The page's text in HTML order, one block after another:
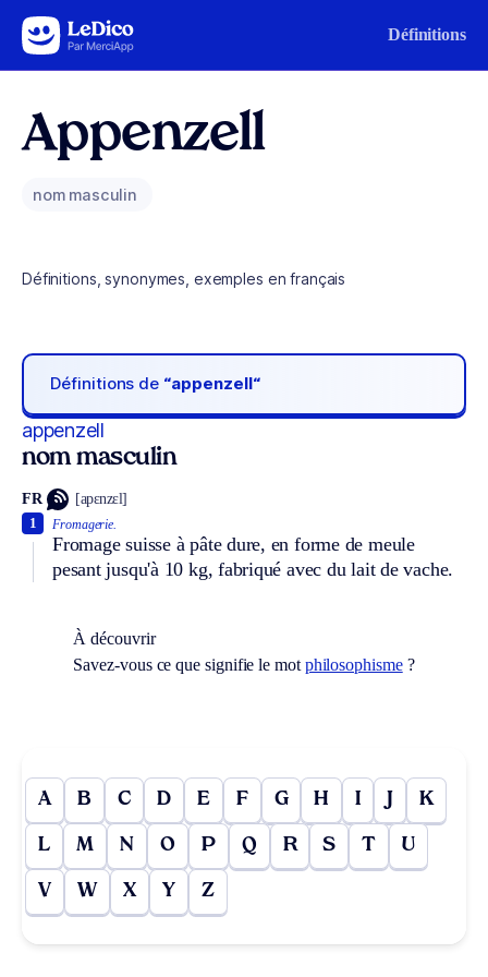
Aller au contenu Définitions
Appenzell
nom masculin
Définitions, synonymes, exemples en français
Définitions de “appenzell“
appenzell
nom masculin
FR [apɛnzɛl]
Fromagerie.
Fromage suisse à pâte dure, en forme de meule
pesant jusqu'à 10 kg, fabriqué avec du lait de vache.
1
À découvrir
Savez-vous ce que signifie le mot philosophisme?
A B C D E F G H I J K
L M N O P Q R S T U
V W X Y Z